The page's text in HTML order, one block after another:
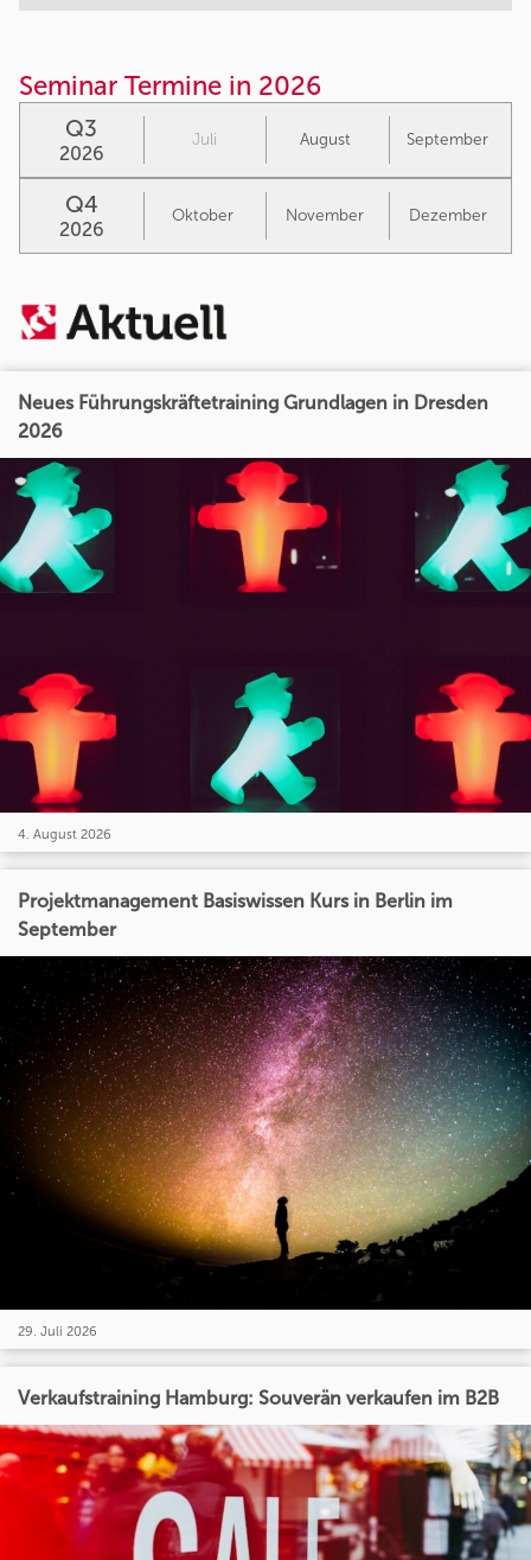
Neues Führungskräftetraining Grundlagen in Dresden
2026
4. August 2026
Projektmanagement Basiswissen Kurs in Berlin im
September
29. Juli 2026
Verkaufstraining Hamburg: Souverän verkaufen im B2B
Seminar Termine in 2026
Q3
2026
Juli August September
Q4
2026
Oktober November Dezember